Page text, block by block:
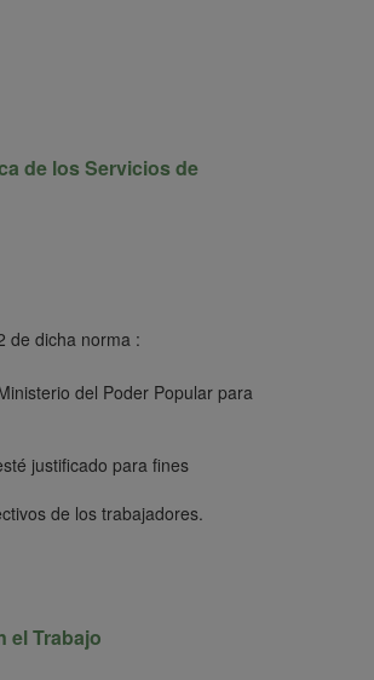
de los Servicios de
de dicha norma :
del Poder Popular para
justificado para fines
de los trabajadores.
el Trabajo